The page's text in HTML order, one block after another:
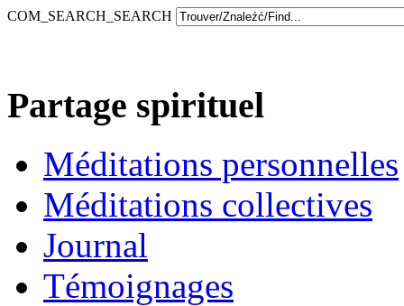
COM_SEARCH_SEARCH
Partage spirituel
Méditations personnelles
Méditations collectives
Journal
Témoignages